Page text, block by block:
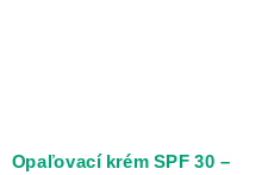
Opaľovací krém SPF 30 –